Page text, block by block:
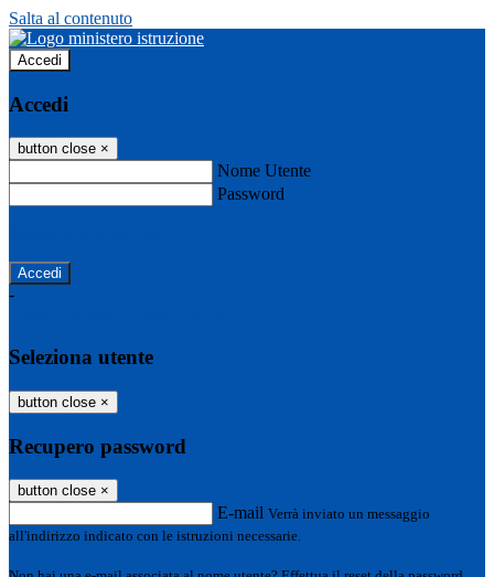
Salta al contenuto
Accedi
Accedi
button close ×
Nome Utente
Password
-
Seleziona utente
button close ×
Recupero password
button close ×
E-mail Verrà inviato un messaggio
all'indirizzo indicato con le istruzioni necessarie.